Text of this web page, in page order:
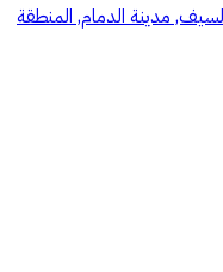
4 السيف , حي السيف, مدينة الدمام, المنطقة